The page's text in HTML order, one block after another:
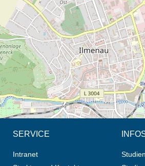
SERVICE
Intranet